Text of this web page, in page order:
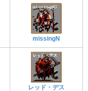
missingN
レッド・デス